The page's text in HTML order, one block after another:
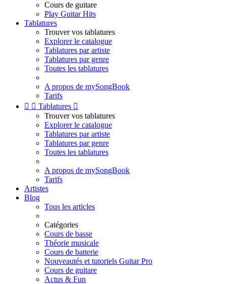
Cours de guitare
Play Guitar Hits
Tablatures
Trouver vos tablatures
Explorer le catalogue
Tablatures par artiste
Tablatures par genre
Toutes les tablatures
A propos de mySongBook
Tarifs
  Tablatures 
Trouver vos tablatures
Explorer le catalogue
Tablatures par artiste
Tablatures par genre
Toutes les tablatures
A propos de mySongBook
Tarifs
Artistes
Blog
Tous les articles
Catégories
Cours de basse
Théorie musicale
Cours de batterie
Nouveautés et tutoriels Guitar Pro
Cours de guitare
Actus & Fun